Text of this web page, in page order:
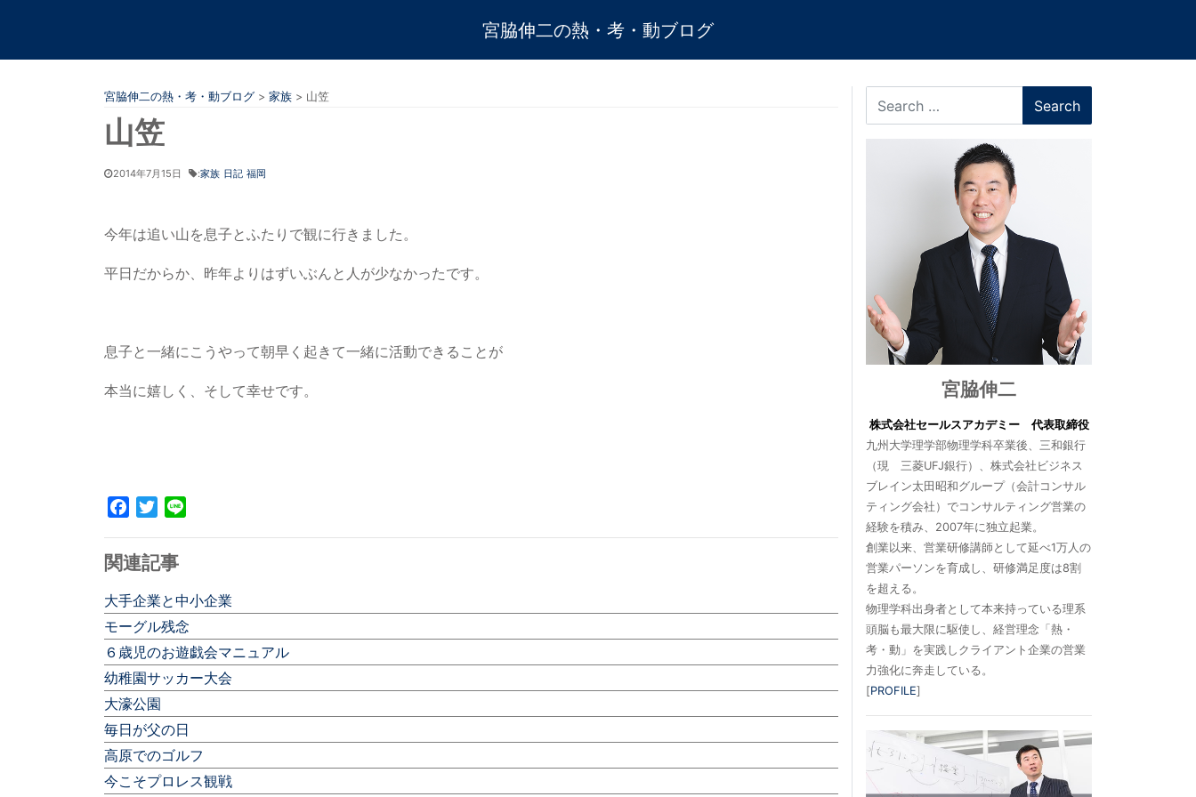
宮脇伸二の熱・考・動ブログ
宮脇伸二の熱・考・動ブログ > 家族 > 山笠
山笠
2014年7月15日 :家族 日記 福岡
今年は追い山を息子とふたりで観に行きました。
平日だからか、昨年よりはずいぶんと人が少なかったです。
息子と一緒にこうやって朝早く起きて一緒に活動できることが
本当に嬉しく、そして幸せです。
Facebook
Twitter
関連記事
大手企業と中小企業
モーグル残念
６歳児のお遊戯会マニュアル
幼稚園サッカー大会
大濠公園
毎日が父の日
高原でのゴルフ
今こそプロレス観戦
宮脇伸二
株式会社セールスアカデミー 代表取締役
九州大学理学部物理学科卒業後、三和銀行
（現 三菱UFJ銀行）、株式会社ビジネス
ブレイン太田昭和グループ（会計コンサル
ティング会社）でコンサルティング営業の
経験を積み、2007年に独立起業。
創業以来、営業研修講師として延べ1万人の
営業パーソンを育成し、研修満足度は8割
を超える。
物理学科出身者として本来持っている理系
頭脳も最大限に駆使し、経営理念「熱・
考・動」を実践しクライアント企業の営業
力強化に奔走している。
[PROFILE]